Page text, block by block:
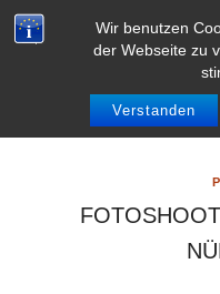
Wir benutzen
der Webseite zu
Verstanden
r
VITA
DATENSCHUTZERKLÄRUNG